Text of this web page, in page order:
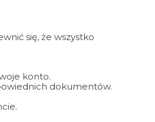
się, że wszystko
konto.
dokumentów.